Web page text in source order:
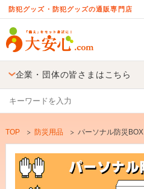
防犯グッズ・防犯グッズの通販専門店
企業・団体の皆さまはこちら
TOP 防災用品 パーソナル防災BOX